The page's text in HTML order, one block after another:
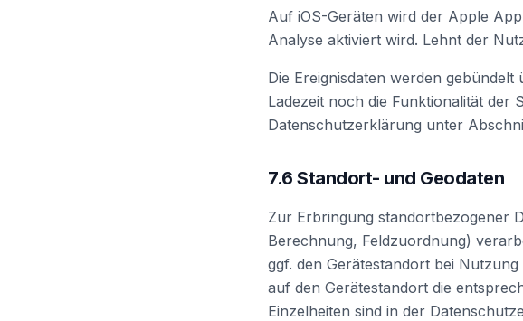
Auf iOS-Geräten wird der Apple
Analyse aktiviert wird. Lehnt der
Die Ereignisdaten werden
Ladezeit noch die Funktionalität der
Datenschutzerklärung unter
7.6 Standort- und Geodaten
Zur Erbringung standortbezogener
Berechnung, Feldzuordnung)
ggf. den Gerätestandort bei
auf den Gerätestandort die
Einzelheiten sind in der